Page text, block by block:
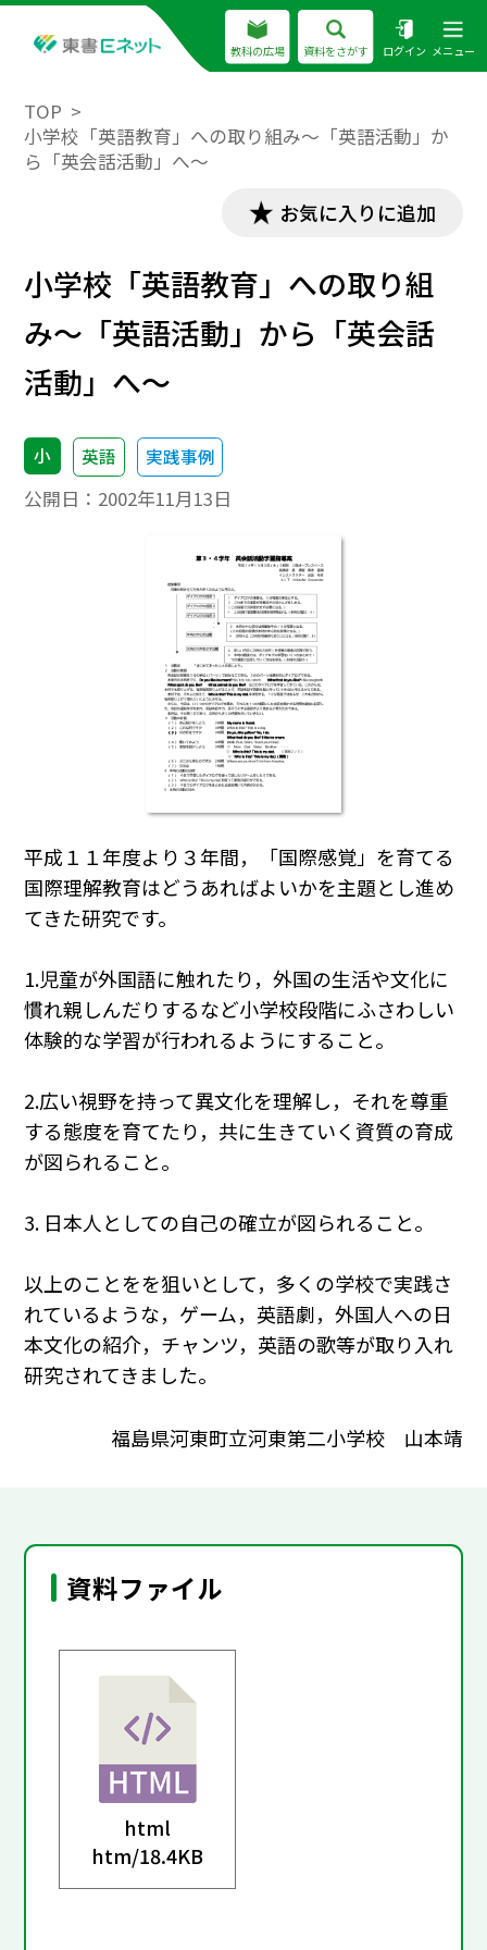
教科の広場 資料をさがす ログイン メニュー
TOP
小学校「英語教育」への取り組み～「英語活動」か
ら「英会話活動」へ～
お気に入りに追加
小学校「英語教育」への取り組
み～「英語活動」から「英会話
活動」へ～
小 英語 実践事例
公開日： 2002年11月13日
平成１１年度より３年間，「国際感覚」を育てる
国際理解教育はどうあればよいかを主題とし進め
てきた研究です。
1.児童が外国語に触れたり，外国の生活や文化に
慣れ親しんだりするなど小学校段階にふさわしい
体験的な学習が行われるようにすること。
2.広い視野を持って異文化を理解し，それを尊重
する態度を育てたり，共に生きていく資質の育成
が図られること。
3. 日本人としての自己の確立が図られること。
以上のことをを狙いとして，多くの学校で実践さ
れているような，ゲーム，英語劇，外国人への日
本文化の紹介，チャンツ，英語の歌等が取り入れ
研究されてきました。
福島県河東町立河東第二小学校 山本靖
資料ファイル
html
htm/18.4KB